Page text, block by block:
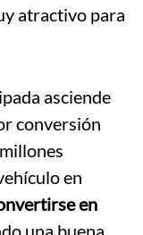
atractivo para
asciende
conversión
en
en